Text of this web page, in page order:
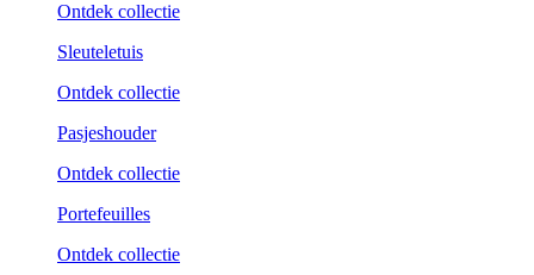
Ontdek collectie
Sleuteletuis
Ontdek collectie
Pasjeshouder
Ontdek collectie
Portefeuilles
Ontdek collectie